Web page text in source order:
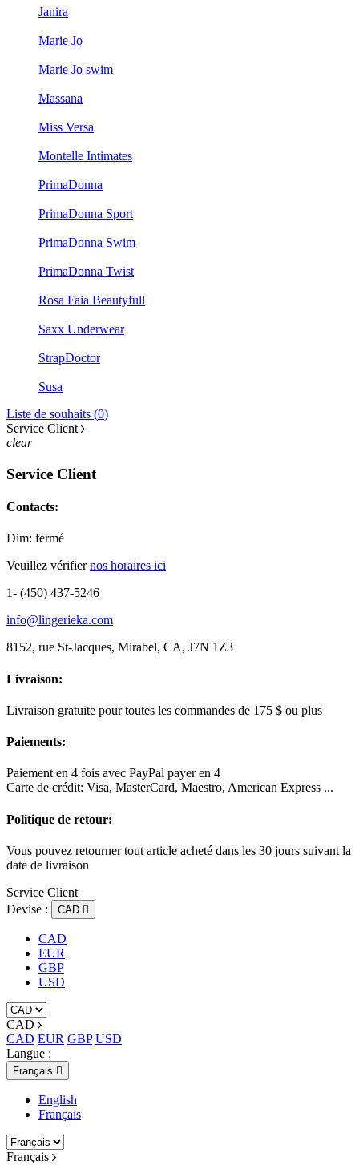
Janira
Marie Jo
Marie Jo swim
Massana
Miss Versa
Montelle Intimates
PrimaDonna
PrimaDonna Sport
PrimaDonna Swim
PrimaDonna Twist
Rosa Faia Beautyfull
Saxx Underwear
StrapDoctor
Susa
Liste de souhaits (0)
Service Client
clear
Service Client
Contacts:
Dim: fermé
Veuillez vérifiernos horaires ici
1- (450) 437-5246
info@lingerieka.com
8152, rue St-Jacques, Mirabel, CA, J7N 1Z3
Livraison:
Livraison gratuite pour toutes les commandes de 175 $ ou plus
Paiements:
Paiement en 4 fois avec PayPal payer en 4
Carte de crédit: Visa, MasterCard, Maestro, American Express ...
Politique de retour:
Vous pouvez retourner tout article acheté dans les 30 jours suivant la
date de livraison
Service Client
Devise :
CAD 
CAD
EUR
GBP
USD
CAD
CAD EUR GBP USD
Langue :
Français 
English
Français
Français